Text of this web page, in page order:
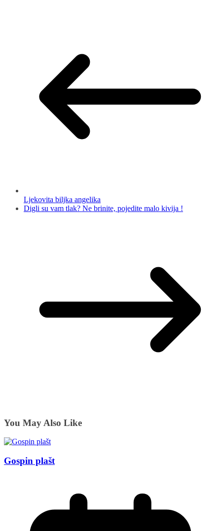
Ljekovita biljka angelika
Digli su vam tlak? Ne brinite, pojedite malo kivija !
You May Also Like
Gospin plašt